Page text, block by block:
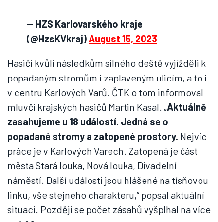
— HZS Karlovarského kraje
(@HzsKVkraj) August 15, 2023
Hasiči kvůli následkům silného deště vyjížděli k
popadaným stromům i zaplaveným ulicím, a to i
v centru Karlových Varů. ČTK o tom informoval
mluvčí krajských hasičů Martin Kasal. „Aktuálně
zasahujeme u 18 událostí. Jedná se o
popadané stromy a zatopené prostory. Nejvíc
práce je v Karlových Varech. Zatopená je část
města Stará louka, Nová louka, Divadelní
náměstí. Další události jsou hlášené na tísňovou
linku, vše stejného charakteru,“ popsal aktuální
situaci. Později se počet zásahů vyšplhal na více